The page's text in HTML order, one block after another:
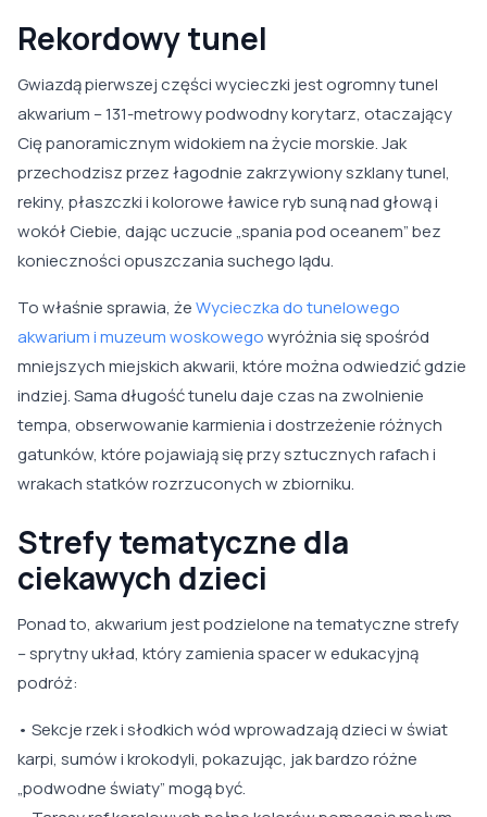
Rekordowy tunel
Gwiazdą pierwszej części wycieczki jest ogromny tunel
akwarium – 131-metrowy podwodny korytarz, otaczający
Cię panoramicznym widokiem na życie morskie. Jak
przechodzisz przez łagodnie zakrzywiony szklany tunel,
rekiny, płaszczki i kolorowe ławice ryb suną nad głową i
wokół Ciebie, dając uczucie „spania pod oceanem” bez
konieczności opuszczania suchego lądu.
To właśnie sprawia, żeWycieczka do tunelowego
akwarium i muzeum woskowegowyróżnia się spośród
mniejszych miejskich akwarii, które można odwiedzić gdzie
indziej. Sama długość tunelu daje czas na zwolnienie
tempa, obserwowanie karmienia i dostrzeżenie różnych
gatunków, które pojawiają się przy sztucznych rafach i
wrakach statków rozrzuconych w zbiorniku.
Strefy tematyczne dla
ciekawych dzieci
Ponad to, akwarium jest podzielone na tematyczne strefy
– sprytny układ, który zamienia spacer w edukacyjną
podróż:
• Sekcje rzek i słodkich wód wprowadzają dzieci w świat
karpi, sumów i krokodyli, pokazując, jak bardzo różne
„podwodne światy” mogą być.